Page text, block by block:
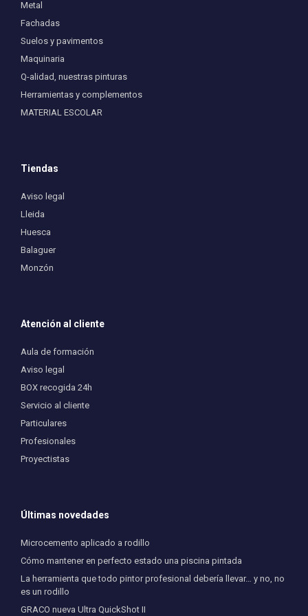
Metal
Fachadas
Suelos y pavimentos
Maquinaria
Q-alidad, nuestras pinturas
Herramientas y complementos
MATERIAL ESCOLAR
Tiendas
Aviso legal
Lleida
Huesca
Balaguer
Monzón
Atención al cliente
Aula de formación
Aviso legal
BOX recogida 24h
Servicio al cliente
Particulares
Profesionales
Proyectistas
Últimas novedades
Microcemento aplicado a rodillo
Cómo mantener en perfecto estado una piscina pintada
La herramienta que todo pintor profesional debería llevar… y no, no
es un rodillo
GRACO nueva Ultra QuickShot II